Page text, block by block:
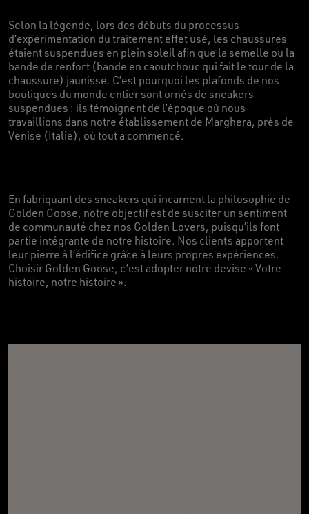
Selon la légende, lors des débuts du processus
d’expérimentation du traitement effet usé, les chaussures
étaient suspendues en plein soleil afin que la semelle ou la
bande de renfort (bande en caoutchouc qui fait le tour de la
chaussure) jaunisse. C’est pourquoi les plafonds de nos
boutiques du monde entier sont ornés de sneakers
suspendues : ils témoignent de l’époque où nous
travaillions dans notre établissement de Marghera, près de
Venise (Italie), où tout a commencé.
En fabriquant des sneakers qui incarnent la philosophie de
Golden Goose, notre objectif est de susciter un sentiment
de communauté chez nos Golden Lovers, puisqu’ils font
partie intégrante de notre histoire. Nos clients apportent
leur pierre à l’édifice grâce à leurs propres expériences.
Choisir Golden Goose, c’est adopter notre devise « Votre
histoire, notre histoire ».